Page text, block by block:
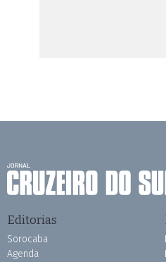
Editorias
Sorocaba
Agenda